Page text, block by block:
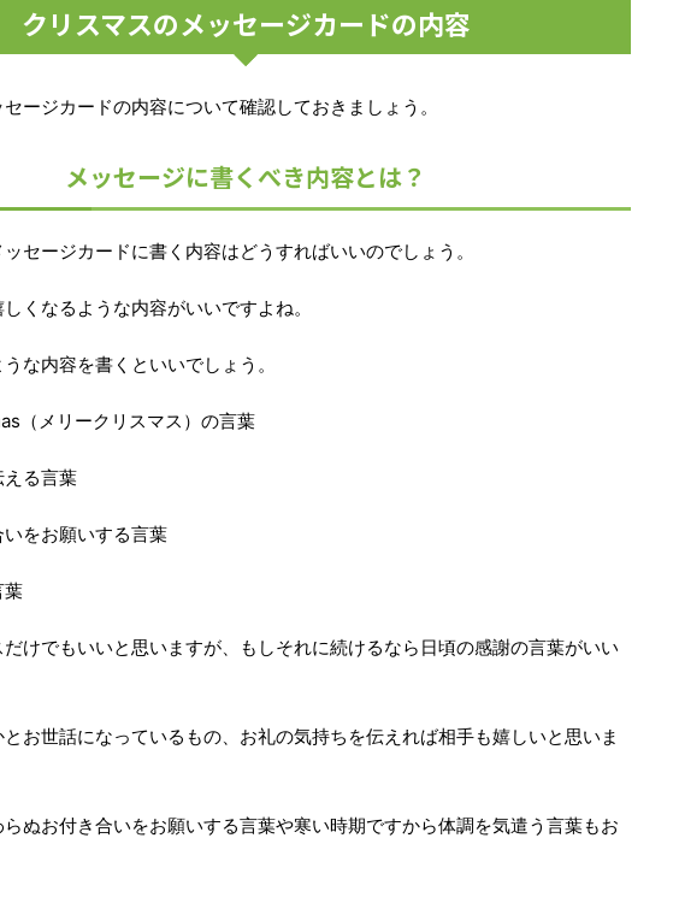
クリスマスのメッセージカードの内容
ージカードの内容について確認しておきましょう。
メッセージに書くべき内容とは？
セージカードに書く内容はどうすればいいのでしょう。
くなるような内容がいいですよね。
な内容を書くといいでしょう。
（メリークリスマス）の言葉
える言葉
いをお願いする言葉
葉
けでもいいと思いますが、もしそれに続けるなら日頃の感謝の言葉がいい
お世話になっているもの、お礼の気持ちを伝えれば相手も嬉しいと思いま
らぬお付き合いをお願いする言葉や寒い時期ですから体調を気遣う言葉もお